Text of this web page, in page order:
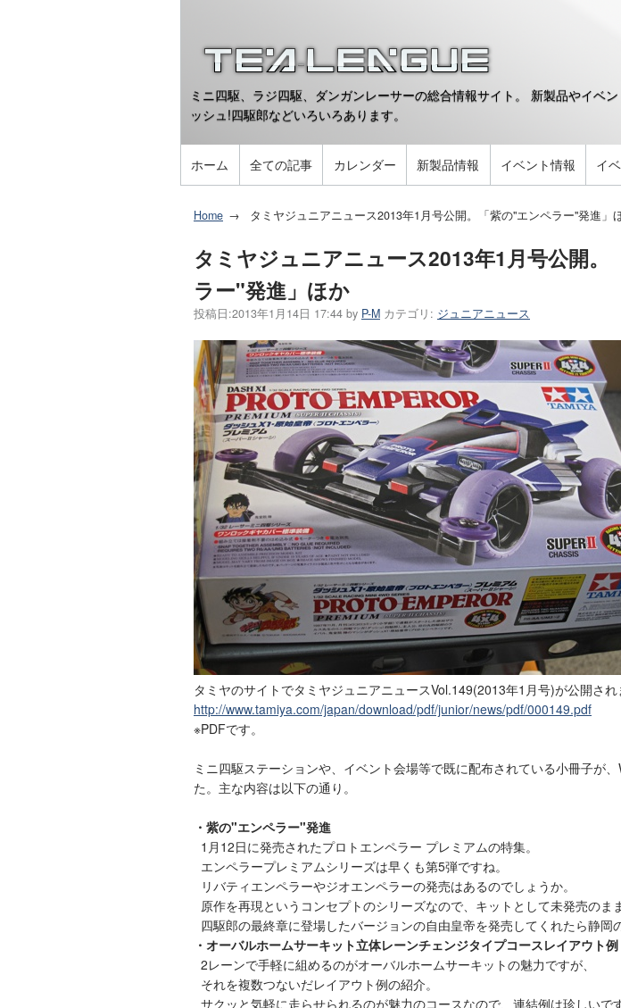
ミニ四駆、ラジ四駆、ダンガンレーサーの総合情報サイト。 新製品やイベ
ッシュ!四駆郎などいろいろあります。
ホーム 全ての記事 カレンダー 新製品情報 イベント情報 イ
Home タミヤジュニアニュース2013年1月号公開。「紫の"エンペラー"発進」
タミヤジュニアニュース2013年1月号公開。
ラー"発進」ほか
投稿日:2013年1月14日 17:44 by P-M カテゴリ: ジュニアニュース
タミヤのサイトでタミヤジュニアニュースVol.149(2013年1月号)が公開され
http://www.tamiya.com/japan/download/pdf/junior/news/pdf/000149.pdf
※PDFです。
ミニ四駆ステーションや、イベント会場等で既に配布されている小冊子が
た。主な内容は以下の通り。
・紫の"エンペラー"発進
1月12日に発売されたプロトエンペラー プレミアムの特集。
エンペラープレミアムシリーズは早くも第5弾ですね。
リバティエンペラーやジオエンペラーの発売はあるのでしょうか。
原作を再現というコンセプトのシリーズなので、キットとして未発売のま
四駆郎の最終章に登場したバージョンの自由皇帝を発売してくれたら静岡
・オーバルホームサーキット立体レーンチェンジタイプコースレイアウト例
2レーンで手軽に組めるのがオーバルホームサーキットの魅力ですが、
それを複数つないだレイアウト例の紹介。
サクッと気軽に走らせられるのが魅力のコースなので、連結例は珍しいです